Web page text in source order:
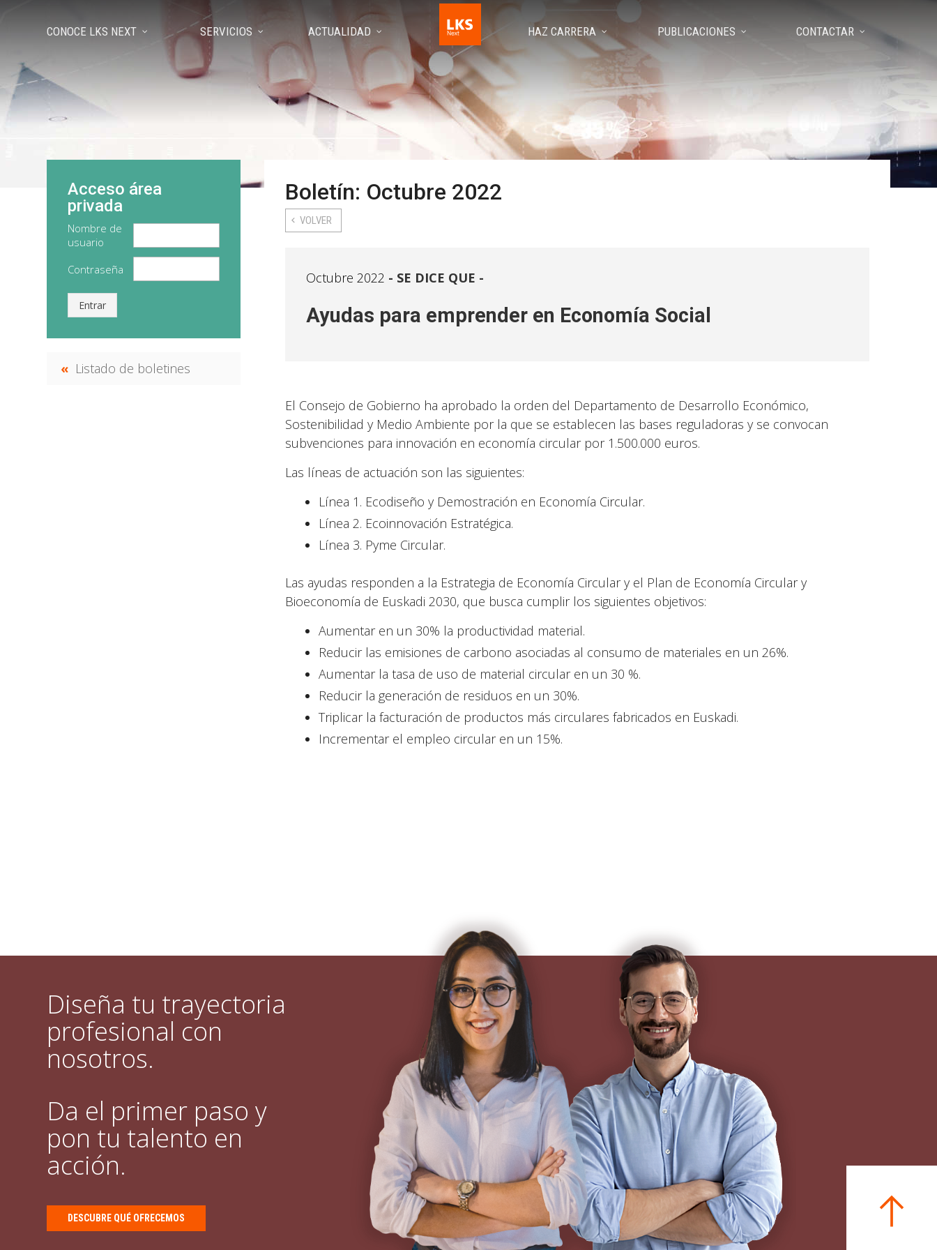
CONOCE LKS NEXT SERVICIOS ACTUALIDAD HAZ CARRERA PUBLICACIONES CONTACTAR
Boletín: Octubre 2022
VOLVER
Octubre 2022 SE DICE QUE -
Ayudas para emprender en Economía Social
El Consejo de Gobierno ha aprobado la orden del Departamento de Desarrollo Económico,
Sostenibilidad y Medio Ambiente por la que se establecen las bases reguladoras y se convocan
subvenciones para innovación en economía circular por 1.500.000 euros.
Las líneas de actuación son las siguientes:
Línea 1. Ecodiseño y Demostración en Economía Circular.
Línea 2. Ecoinnovación Estratégica.
Línea 3. Pyme Circular.
Las ayudas responden a la Estrategia de Economía Circular y el Plan de Economía Circular y
Bioeconomía de Euskadi 2030, que busca cumplir los siguientes objetivos:
Aumentar en un 30% la productividad material.
Reducir las emisiones de carbono asociadas al consumo de materiales en un 26%.
Aumentar la tasa de uso de material circular en un 30 %.
Reducir la generación de residuos en un 30%.
Triplicar la facturación de productos más circulares fabricados en Euskadi.
Incrementar el empleo circular en un 15%.
Acceso área
privada
Nombre de
usuario
Contraseña
Entrar
Listado de boletines
Diseña tu trayectoria
profesional con
nosotros.
Da el primer paso y
pon tu talento en
acción.
DESCUBRE QUÉ OFRECEMOS